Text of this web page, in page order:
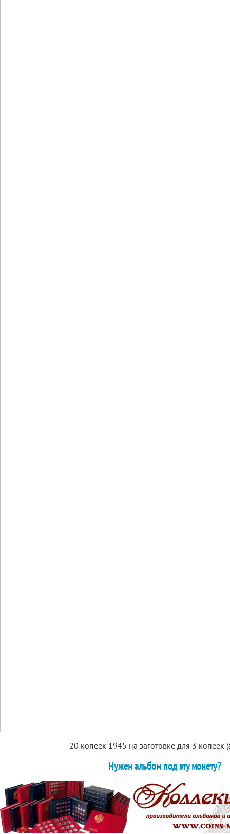
20 копеек 1945 на заготовке для 3 копеек (
Нужен альбом под эту монету?